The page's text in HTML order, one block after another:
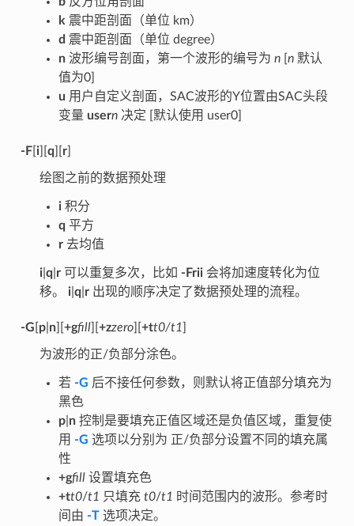
k震中距剖面（单位 km）
d 震中距剖面（单位 degree）
n波形编号剖面，第一个波形的编号为 n[ n默认
值为0]
u 用户自定义剖面，SAC波形的Y位置由SAC头段
变量 usern决定 [默认使用 user0]
-F[ i][ q r]
绘图之前的数据预处理
i积分
q 平方
r去均值
i| q r可以重复多次，比如 -Frii会将加速度转化为位
移。 i| q r出现的顺序决定了数据预处理的流程。
-G p| n][ +gfill][ +zzero][ +tt0/t1
为波形的正/负部分涂色。
若 -G 后不接任何参数，则默认将正值部分填充为
黑色
p| n控制是要填充正值区域还是负值区域，重复使
用 -G 选项以分别为 正/负部分设置不同的填充属
性
+gfill设置填充色
+tt0/t1 只填充 t0/t1 时间范围内的波形。参考时
间由 -T选项决定。